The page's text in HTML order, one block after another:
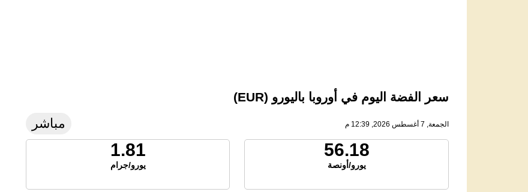
سعر الفضة اليوم في أوروبا باليورو (EUR)
الجمعة, 7 أغسطس 2026, 12:39 م مباشر
56.18
يورو/أونصة
1.81
يورو/جرام